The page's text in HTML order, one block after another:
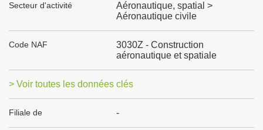
Secteur d'activité
Aéronautique, spatial >
Aéronautique civile
Code NAF
3030Z - Construction
aéronautique et spatiale
> Voir toutes les données clés
Filiale de -